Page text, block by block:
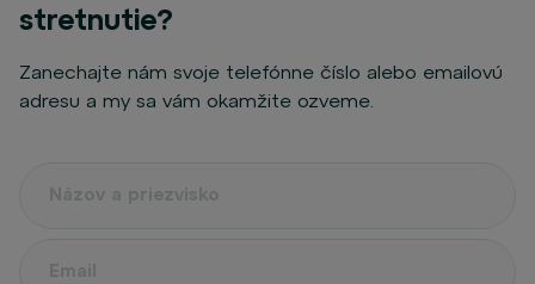
stretnutie?
Zanechajte nám svoje telefónne číslo alebo emailovú
adresu a my sa vám okamžite ozveme.